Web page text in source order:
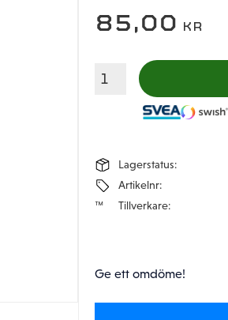
85,00 KR
Lagerstatus
Artikelnr
Tillverkare
Ge ett omdöme!